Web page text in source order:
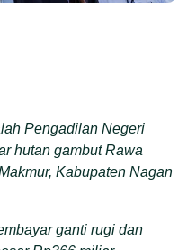
Pengadilan Negeri
hutan gambut Rawa
Kabupaten Nagan
ganti rugi dan